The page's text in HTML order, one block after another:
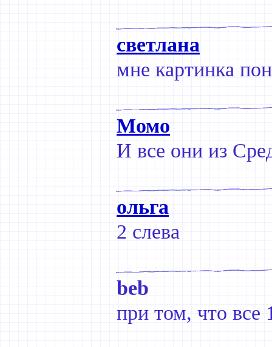
светлана
мне картинка
Момо
И все они из
ольга
2 слева
beb
при том, что все